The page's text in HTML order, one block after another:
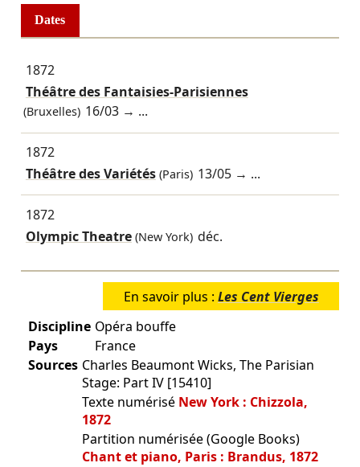
Dates
1872
Théâtre des Fantaisies-Parisiennes
(Bruxelles) 16/03 → ...
1872
Théâtre des Variétés(Paris) 13/05 → ...
1872
Olympic Theatre(New York) déc.
En savoir plus : Les Cent Vierges
Discipline Opéra bouffe
Pays
France
Sources Charles Beaumont Wicks, The Parisian
Stage: Part IV [15410]
Texte numérisé New York : Chizzola,
1872
Partition numérisée (Google Books)
Chant et piano, Paris : Brandus, 1872